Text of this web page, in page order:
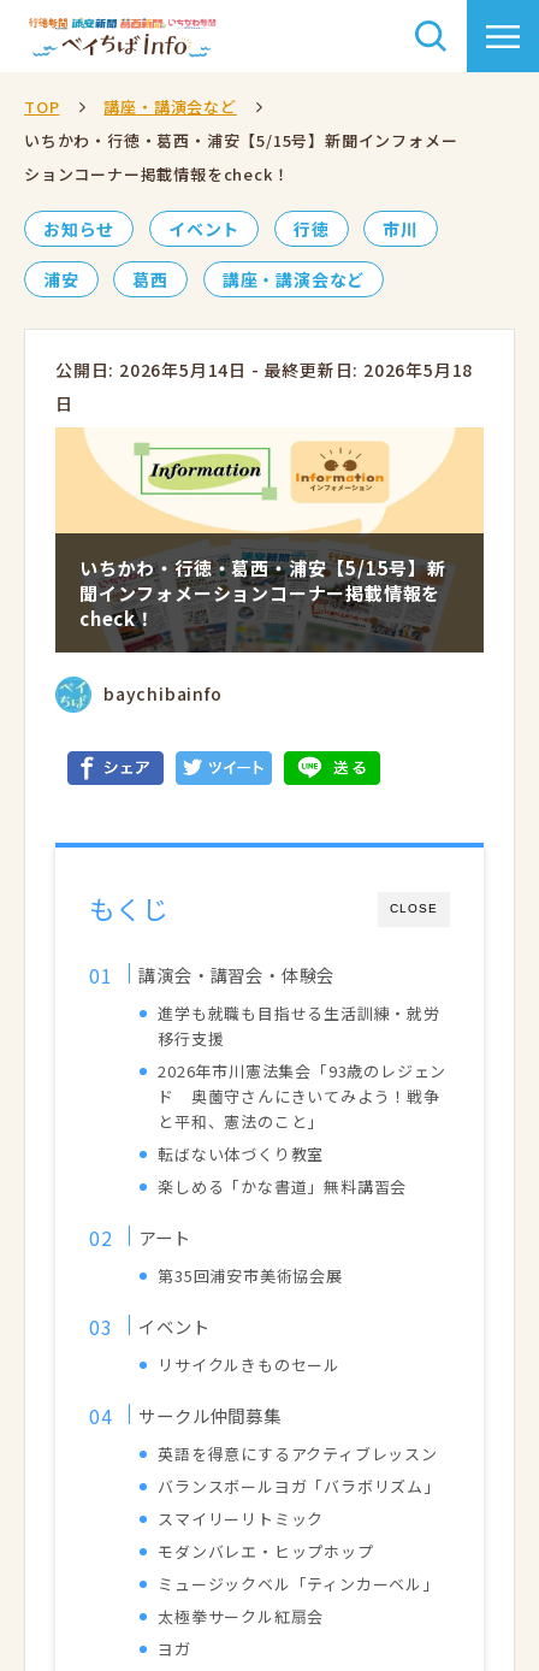
TOP
講座・講演会など
いちかわ・行徳・葛西・浦安【5/15号】新聞インフォメー
ションコーナー掲載情報をcheck！
お知らせ イベント 行徳 市川
浦安 葛西 講座・講演会など
公開日: 2026年5月14日 - 最終更新日: 2026年5月18
日
いちかわ・行徳・葛西・浦安【5/15号】新
聞インフォメーションコーナー掲載情報を
check！
baychibainfo
CLOSE
もくじ
講演会・講習会・体験会
進学も就職も目指せる生活訓練・就労
移行支援
2026年市川憲法集会「93歳のレジェン
ド 奥薗守さんにきいてみよう！戦争
と平和、憲法のこと」
転ばない体づくり教室
楽しめる「かな書道」無料講習会
アート
第35回浦安市美術協会展
イベント
リサイクルきものセール
サークル仲間募集
英語を得意にするアクティブレッスン
バランスボールヨガ「バラボリズム」
スマイリーリトミック
モダンバレエ・ヒップホップ
ミュージックベル「ティンカーベル」
太極拳サークル紅扇会
ヨガ